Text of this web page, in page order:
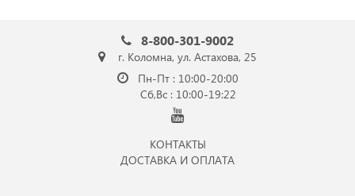
8-800-301-9002
г. Коломна, ул. Астахова, 25
Пн-Пт : 10:00-20:00
Сб,Вс : 10:00-19:22
КОНТАКТЫ
ДОСТАВКА И ОПЛАТА